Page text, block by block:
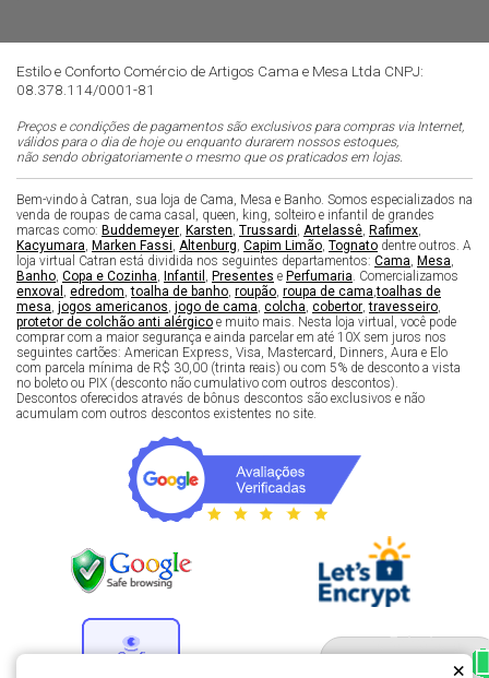
Estilo e Conforto Comércio de Artigos Cama e Mesa Ltda CNPJ:
08.378.114/0001-81
Preços e condições de pagamentos são exclusivos para compras via Internet,
válidos para o dia de hoje ou enquanto durarem nossos estoques,
não sendo obrigatoriamente o mesmo que os praticados em lojas.
Bem-vindo à Catran, sua loja de Cama, Mesa e Banho. Somos especializados na
venda de roupas de cama casal, queen, king, solteiro e infantil de grandes
marcas como: Buddemeyer Karsten Trussardi Artelassê Rafimex
Kacyumara Marken Fassi Altenburg Capim Limão Tognato dentre outros. A
loja virtual Catran está dividida nos seguintes departamentos: Cama Mesa
Banho Copa e Cozinha Infantil Presentes e Perfumaria . Comercializamos
enxoval
edredom ,toalha de banho roupão roupa de cama ,toalhas de
mesa jogos americanos jogo de cama colcha cobertor ,travesseiro
protetor de colchão anti alérgico e muito mais. Nesta loja virtual, você pode
comprar com a maior segurança e ainda parcelar em até 10X sem juros nos
seguintes cartões: American Express, Visa, Mastercard, Dinners, Aura e Elo
com parcela mínima de R$ 30,00 (trinta reais) ou com 5% de desconto a vista
no boleto ou PIX (desconto não cumulativo com outros descontos).
Descontos oferecidos através de bônus descontos são exclusivos e não
acumulam com outros descontos existentes no site.
×
Fale com um especialista
enxoval